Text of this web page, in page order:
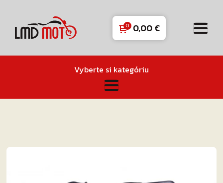
0,00€
Vyberte si kategóriu